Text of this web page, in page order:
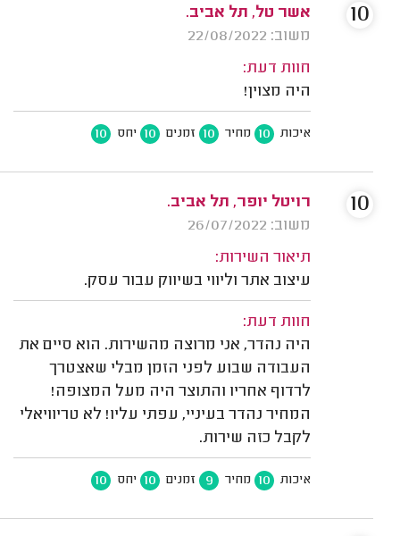
אשר טל, תל אביב.
משוב: 22/08/2022
חוות דעת:
היה מצוין!
איכות 10 מחיר 10 זמנים 10 יחס 10
10
רויטל יופר, תל אביב.
משוב: 26/07/2022
תיאור השירות:
עיצוב אתר וליווי בשיווק עבור עסק.
חוות דעת:
היה נהדר, אני מרוצה מהשירות. הוא סיים את
העבודה שבוע לפני הזמן מבלי שאצטרך
לרדוף אחריו והתוצר היה מעל המצופה!
המחיר נהדר בעיניי, עפתי עליו! לא טריוויאלי
לקבל כזה שירות.
איכות 10 מחיר 9 זמנים 10 יחס 10
10